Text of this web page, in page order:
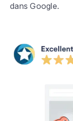
dans Google.